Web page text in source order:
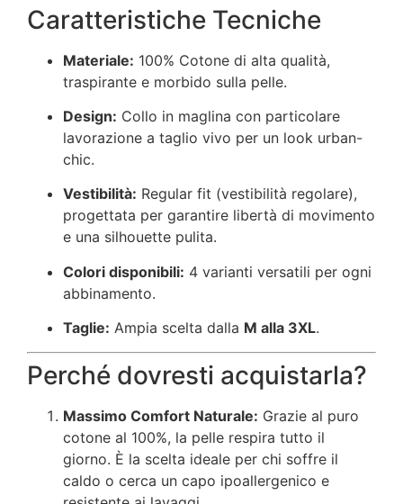
Caratteristiche Tecniche
Materiale: 100% Cotone di alta qualità,
traspirante e morbido sulla pelle.
Design: Collo in maglina con particolare
lavorazione a taglio vivo per un look urban-
chic.
Vestibilità: Regular fit (vestibilità regolare),
progettata per garantire libertà di movimento
e una silhouette pulita.
Colori disponibili: 4 varianti versatili per ogni
abbinamento.
Taglie: Ampia scelta dalla M alla 3XL.
Perché dovresti acquistarla?
Massimo Comfort Naturale: Grazie al puro
cotone al 100%, la pelle respira tutto il
giorno. È la scelta ideale per chi soffre il
caldo o cerca un capo ipoallergenico e